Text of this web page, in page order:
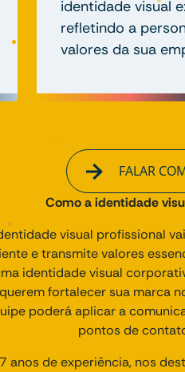
identidade visual
refletindo a
valores da sua
FALAR
Como a identidade
visual profissional
e transmite valores
identidade visual
fortalecer sua marca
poderá aplicar a
pontos de
anos de experiência, nos